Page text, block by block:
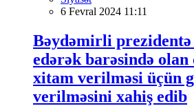
6 Fevral 2024 11:11
Bəydəmirli
edərək barəsində olan
xitam verilməsi üçün
verilməsini xahiş edib